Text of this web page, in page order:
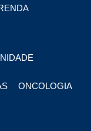
ONCOLOGIA